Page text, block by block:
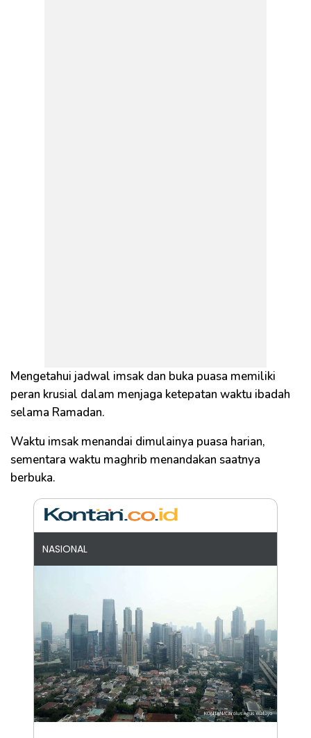
Mengetahui jadwal imsak dan buka puasa memiliki
peran krusial dalam menjaga ketepatan waktu ibadah
selama Ramadan.
Waktu imsak menandai dimulainya puasa harian,
sementara waktu maghrib menandakan saatnya
berbuka.
NASIONAL